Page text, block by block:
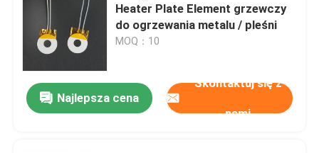
Heater Plate Element grzewczy
do ogrzewania metalu / pleśni
MOQ：10
Najlepsza cena
Skontaktuj się z
nami